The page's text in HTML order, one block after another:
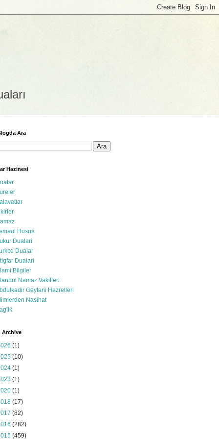
Ara
Hazinesi
Husna
Dualari
Dualar
Dualari
Bilgiler
Namaz Vakitleri
Geylani Hazretleri
Nasihat
Archive
(1)
(10)
(1)
(1)
(1)
(17)
(82)
(282)
(459)